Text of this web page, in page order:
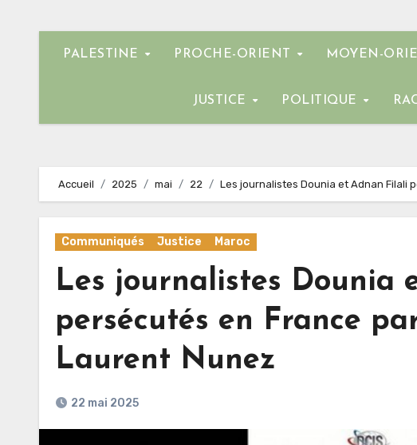
PALESTINE PROCHE-ORIENT MOYEN-
JUSTICE POLITIQUE
Accueil 2025 mai 22 Les journalistes Dounia et Adnan Filali
Communiqués Justice Maroc
Les journalistes Dounia
persécutés en France
Laurent Nunez
22 mai 2025